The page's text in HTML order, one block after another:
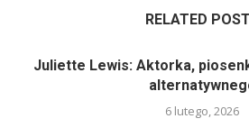
RELATED
Juliette Lewis: Aktorka,
6 lutego, 2026